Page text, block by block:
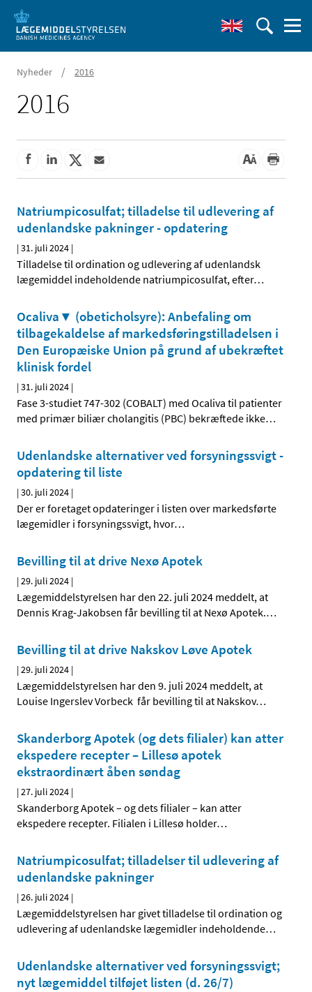
Nyheder / 2016
2016
Natriumpicosulfat; tilladelse til udlevering af
udenlandske pakninger - opdatering
|31. juli 2024 |
Tilladelse til ordination og udlevering af udenlandsk
lægemiddel indeholdende natriumpicosulfat, efter…
Ocaliva▼ (obeticholsyre): Anbefaling om
tilbagekaldelse af markedsføringstilladelsen i
Den Europæiske Union på grund af ubekræftet
klinisk fordel
|31. juli 2024 |
Fase 3-studiet 747-302 (COBALT) med Ocaliva til patienter
med primær biliær cholangitis (PBC) bekræftede ikke…
Udenlandske alternativer ved forsyningssvigt -
opdatering til liste
|30. juli 2024 |
Der er foretaget opdateringer i listen over markedsførte
lægemidler i forsyningssvigt, hvor…
Bevilling til at drive Nexø Apotek
|29. juli 2024 |
Lægemiddelstyrelsen har den 22. juli 2024 meddelt, at
Dennis Krag-Jakobsen får bevilling til at Nexø Apotek.…
Bevilling til at drive Nakskov Løve Apotek
|29. juli 2024 |
Lægemiddelstyrelsen har den 9. juli 2024 meddelt, at
Louise Ingerslev Vorbeck får bevilling til at Nakskov…
Skanderborg Apotek (og dets filialer) kan atter
ekspedere recepter – Lillesø apotek
ekstraordinært åben søndag
|27. juli 2024 |
Skanderborg Apotek – og dets filialer – kan atter
ekspedere recepter. Filialen i Lillesø holder…
Natriumpicosulfat; tilladelser til udlevering af
udenlandske pakninger
|26. juli 2024 |
Lægemiddelstyrelsen har givet tilladelse til ordination og
udlevering af udenlandske lægemidler indeholdende…
Udenlandske alternativer ved forsyningssvigt;
nyt lægemiddel tilføjet listen (d. 26/7)